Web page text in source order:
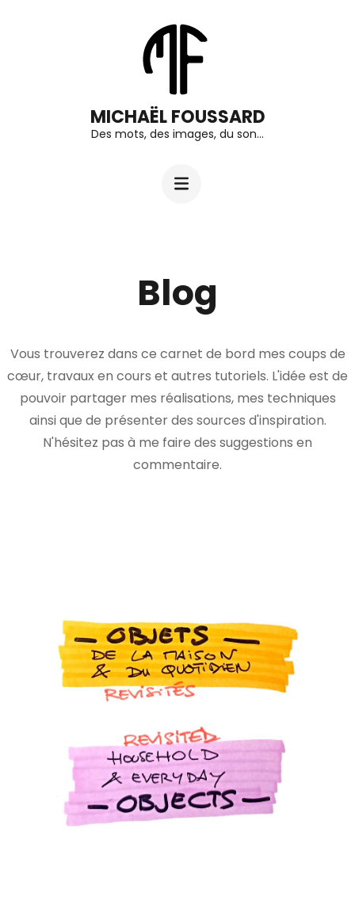
MICHAËL FOUSSARD
Des mots, des images, du son…
Blog
Vous trouverez dans ce carnet de bord mes coups de
cœur, travaux en cours et autres tutoriels. L'idée est de
pouvoir partager mes réalisations, mes techniques
ainsi que de présenter des sources d'inspiration.
N'hésitez pas à me faire des suggestions en
commentaire.